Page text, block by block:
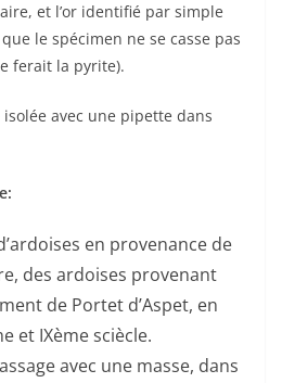
et l’or identifié par simple
le spécimen ne se casse pas
ferait la pyrite).
avec une pipette dans
en provenance de
des ardoises provenant
de Portet d’Aspet, en
et IXème sciècle.
avec une masse, dans